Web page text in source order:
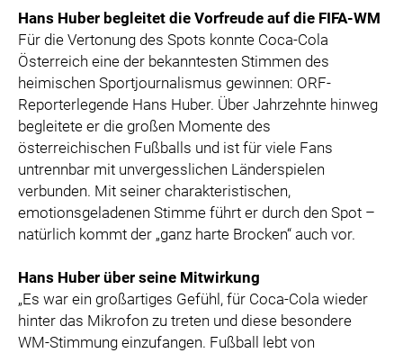
Hans Huber begleitet die Vorfreude auf die FIFA-WM
Für die Vertonung des Spots konnte Coca-Cola
Österreich eine der bekanntesten Stimmen des
heimischen Sportjournalismus gewinnen: ORF-
Reporterlegende Hans Huber. Über Jahrzehnte hinweg
begleitete er die großen Momente des
österreichischen Fußballs und ist für viele Fans
untrennbar mit unvergesslichen Länderspielen
verbunden. Mit seiner charakteristischen,
emotionsgeladenen Stimme führt er durch den Spot –
natürlich kommt der „ganz harte Brocken“ auch vor.
Hans Huber über seine Mitwirkung
„Es war ein großartiges Gefühl, für Coca-Cola wieder
hinter das Mikrofon zu treten und diese besondere
WM-Stimmung einzufangen. Fußball lebt von